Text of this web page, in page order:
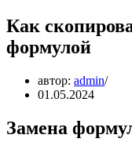
Как
формулой
автор: admin
01.05.2024
Замена